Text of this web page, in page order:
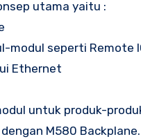
utama yaitu :
modul seperti Remote
Ethernet
untuk produk-
M580